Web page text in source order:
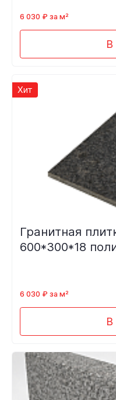
6 030 ₽ за м²
В
Хит
Гранитная
600*300*18
6 030 ₽ за м²
В